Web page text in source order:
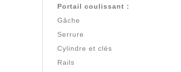
Portail coulissant :
Gâche
Serrure
Cylindre et clés
Rails